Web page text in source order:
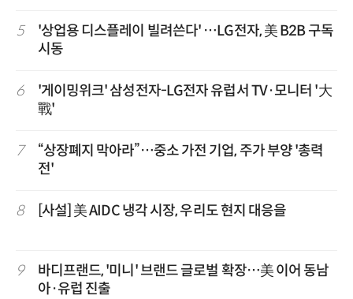
5
'상업용 디스플레이 빌려쓴다' …LG전자, 美 B2B 구독
시동
6
'게이밍위크' 삼성전자-LG전자 유럽서 TV·모니터 '大
戰'
7
“상장폐지 막아라”…중소 가전 기업, 주가 부양 '총력
전'
8 [사설] 美 AIDC 냉각 시장, 우리도 현지 대응을
9
바디프랜드, '미니' 브랜드 글로벌 확장…美 이어 동남
아·유럽 진출